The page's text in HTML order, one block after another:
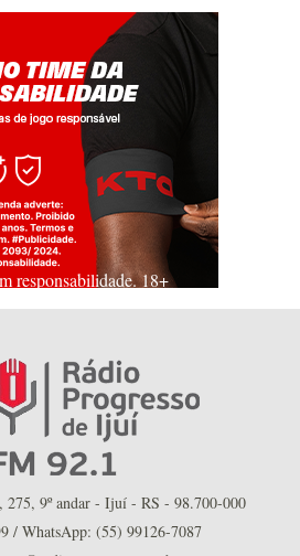
responsabilidade. 18+
275, 9º andar - Ijuí - RS - 98.700-000
/ WhatsApp: (55) 99126-7087